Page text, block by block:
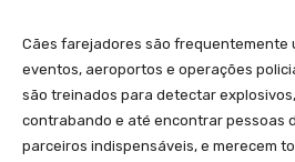
Cães farejadores são frequentemente
eventos, aeroportos e operações
são treinados para detectar
contrabando e até encontrar pessoas
parceiros indispensáveis, e merecem